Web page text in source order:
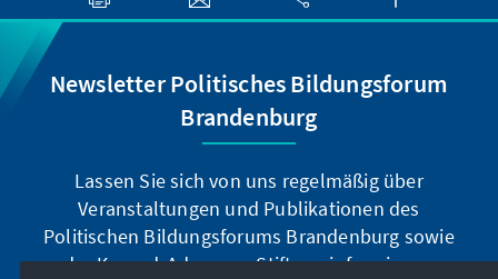
Newsletter Politisches Bildungsforum
Brandenburg
Lassen Sie sich von uns regelmäßig über
Veranstaltungen und Publikationen des
Politischen Bildungsforums Brandenburg sowie
der Konrad-Adenauer-Stiftung informieren.